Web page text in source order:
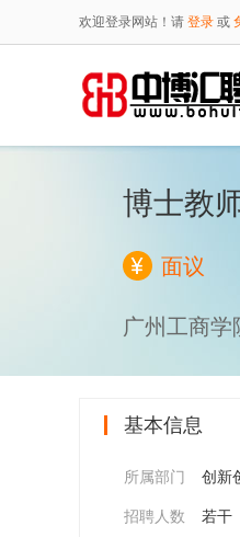
欢迎登录网站！请 登录 或
博士教
面议
广州工商学
基本信息
所属部门 创新
招聘人数 若干